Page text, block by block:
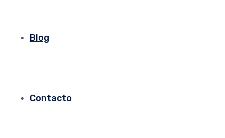
Blog
Contacto